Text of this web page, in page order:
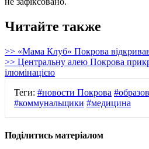
Читайте также
>> «Мама Клуб» Покрова
>> Центральну алею Покрова
ілюмінацією
Теги: #новости Покрова
#коммунальщики #медицина
Поділитись матеріалом